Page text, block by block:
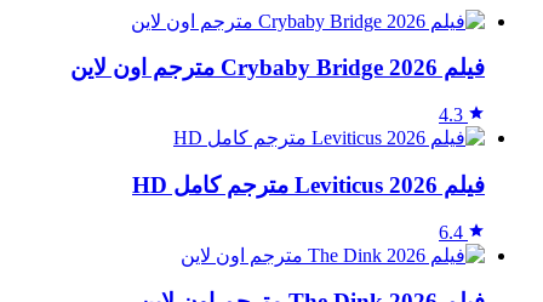
فيلم Crybaby Bridge 2026 مترجم اون لاين
4.3
فيلم Leviticus 2026 مترجم كامل HD
6.4